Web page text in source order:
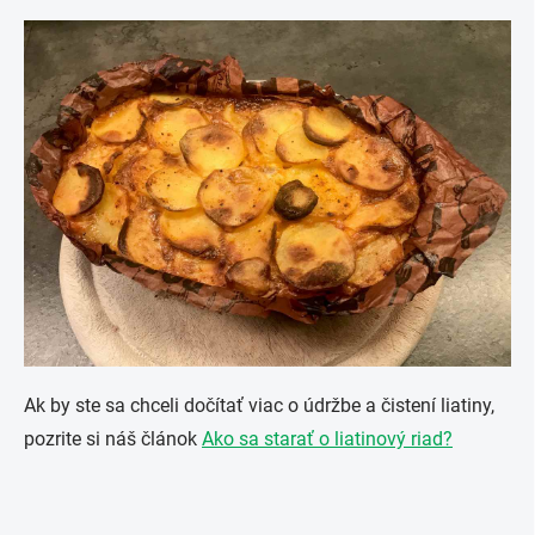
Ak by ste sa chceli dočítať viac o údržbe a čistení liatiny,
pozrite si náš článok Ako sa starať o liatinový riad?